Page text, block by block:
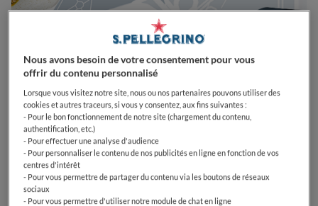
Nous avons besoin de votre consentement pour vous
offrir du contenu personnalisé
Lorsque vous visitez notre site, nous ou nos partenaires pouvons utiliser des
cookies et autres traceurs, si vous y consentez, aux fins suivantes :
- Pour le bon fonctionnement de notre site (chargement du contenu,
authentification, etc.)
- Pour effectuer une analyse d'audience
- Pour personnaliser le contenu de nos publicités en ligne en fonction de vos
centres d'intérêt
- Pour vous permettre de partager du contenu via les boutons de réseaux
sociaux
- Pour vous permettre d'utiliser notre module de chat en ligne